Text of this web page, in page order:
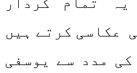
عکاسی کرتے ہیں
مدد سے یوسفی